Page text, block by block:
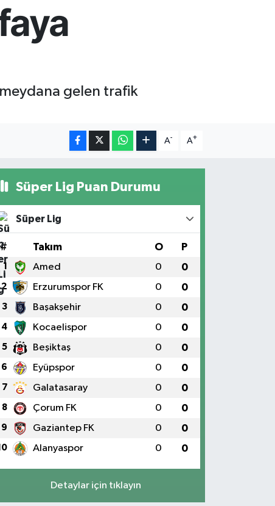
gelen trafik
A- A+
Süper Lig Puan Durumu
Süper Lig
# Takım O P
1 Amed 0 0
2 Erzurumspor FK 0 0
3 Başakşehir 0 0
4 Kocaelispor 0 0
5 Beşiktaş 0 0
6 Eyüpspor 0 0
7 Galatasaray 0 0
8 Çorum FK 0 0
9 Gaziantep FK 0 0
Alanyaspor 0 0
Detaylar için tıklayın